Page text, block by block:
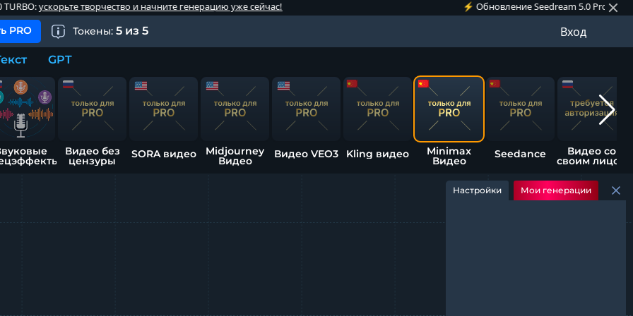
творчество и начните генерацию уже сейчас! ⚡️ Обновление Seedream 5.0 Pro: создавайте
PRO Токены: 5из 5 Вход
GPT
Видео без
цензуры
SORA видео Midjourney
Видео
Видео VEO3 Kling видео Minimax
Видео
Seedance Видео со
своим лицом
Настройки Мои генерации